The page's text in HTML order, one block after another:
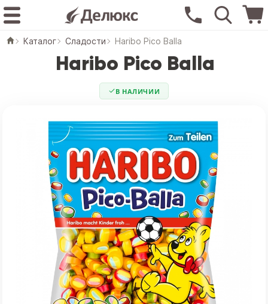
Каталог Сладости Haribo Pico Balla
Haribo Pico Balla
В НАЛИЧИИ